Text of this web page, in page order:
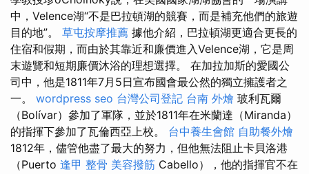
中，Velence湖“不是巴拉頓湖的競賽，而是補充他們的旅遊
目的地”。 草屯按摩推薦 據他介紹，巴拉頓湖更適合更長的
住宿和假期，而由於其靠近和廉價進入Velence湖，它是周
末遊覽和短期廉價沐浴的理想選擇。 在加拉加斯的愛國公
司中，他是1811年7月5日宣布國會最公然的獨立擁護者之
一。 wordpress seo 台灣公司登記 台南 外燴 玻利瓦爾
（Bolívar）參加了軍隊，並於1811年在米蘭達（Miranda）
的指揮下參加了瓦倫西亞上校。 台中養生會館 自助餐外燴
1812年，儘管他盡了最大的努力，但他無法阻止卡貝洛港
（Puerto 逢甲 整骨 美容撥筋 Cabello），他的指揮官不在